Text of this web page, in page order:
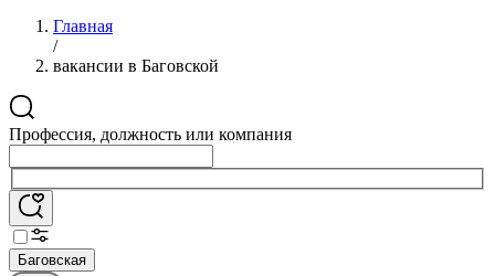
Главная
/
вакансии в Баговской
Профессия, должность или компания
Баговская